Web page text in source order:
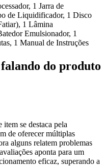
1 Jarra de
de Liquidificador, 1 Disco
1 Lâmina
Emulsionador, 1
1 Manual de Instruções
falando do produto
se destaca pela
de oferecer múltiplas
alguns relatem problemas
aponta para um
eficaz, superando a